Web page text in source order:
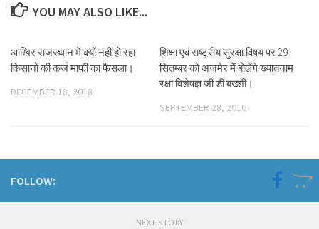
YOU MAY ALSO LIKE...
आखिर राजस्थान में क्यों नहीं हो रहा
किसानों की कर्ज माफी का फैसला।
DECEMBER 18, 2018
शिक्षा एवं राष्ट्रीय सुरक्षा विषय पर 29
सितम्बर को अजमेर मेें बोलेंगे ख्यातनाम
रक्षा विशेषज्ञ जी डी बख्शी।
SEPTEMBER 28, 2016
FOLLOW:
NEXT STORY